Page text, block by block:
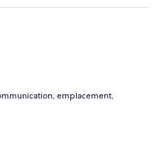
emplacement,